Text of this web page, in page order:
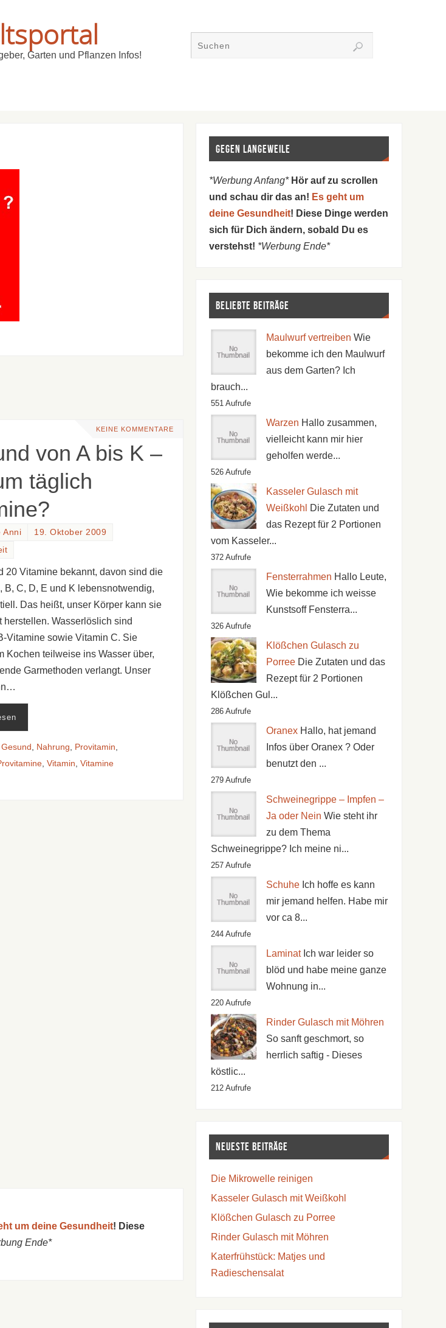
Garten und Pflanzen Infos!
KEINE KOMMENTARE
von A bis K –
täglich
Anni
19. Oktober 2009
20 Vitamine bekannt, davon sind die
B, C, D, E und K lebensnotwendig,
Das heißt, unser Körper kann sie
herstellen. Wasserlöslich sind
Vitamine sowie Vitamin C. Sie
Kochen teilweise ins Wasser über,
Garmethoden verlangt. Unser
Gesund Nahrung Provitamin
,Vitamin ,Vitamine
um deine Gesundheit! Diese
Ende*
Gegen Langeweile
*Werbung Anfang* Hör auf zu scrollen
und schau dir das an! Es geht um
deine Gesundheit! Diese Dinge werden
sich für Dich ändern, sobald Du es
verstehst! *Werbung Ende*
Beliebte Beiträge
Maulwurf vertreiben Wie
bekomme ich den Maulwurf
aus dem Garten? Ich
brauch...
551 Aufrufe
Warzen Hallo zusammen,
vielleicht kann mir hier
geholfen werde...
526 Aufrufe
Kasseler Gulasch mit
Weißkohl
Die Zutaten und
das Rezept für 2 Portionen
vom Kasseler...
372 Aufrufe
Fensterrahmen Hallo Leute,
Wie bekomme ich weisse
Kunstsoff Fensterra...
326 Aufrufe
Klößchen Gulasch zu
Porree Die Zutaten und das
Rezept für 2 Portionen
Klößchen Gul...
286 Aufrufe
Oranex Hallo, hat jemand
Infos über Oranex ? Oder
benutzt den ...
279 Aufrufe
Schweinegrippe – Impfen –
Ja oder Nein Wie steht ihr
zu dem Thema
Schweinegrippe? Ich meine ni...
257 Aufrufe
Schuhe Ich hoffe es kann
mir jemand helfen. Habe mir
vor ca 8...
244 Aufrufe
Laminat Ich war leider so
blöd und habe meine ganze
Wohnung in...
220 Aufrufe
Rinder Gulasch mit Möhren
So sanft geschmort, so
herrlich saftig - Dieses
köstlic...
212 Aufrufe
Neueste Beiträge
Die Mikrowelle reinigen
Kasseler Gulasch mit Weißkohl
Klößchen Gulasch zu Porree
Rinder Gulasch mit Möhren
Katerfrühstück: Matjes und
Radieschensalat